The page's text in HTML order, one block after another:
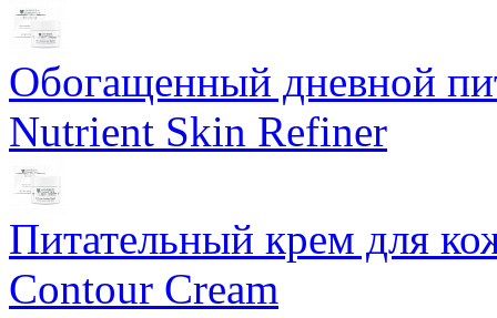
Обогащенный дневной
Nutrient Skin Refiner
Питательный крем для
Contour Cream